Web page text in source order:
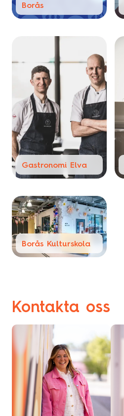
Borås
Gastronomi Elva
Borås Kulturskola
Kontakta oss